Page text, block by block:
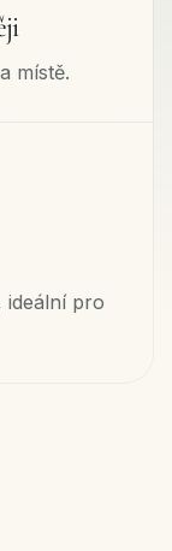
místě.
ideální pro